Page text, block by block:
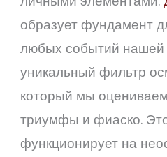
образует фундамент
любых событий нашей
уникальный фильтр
который мы
триумфы и фиаско.
функционирует на